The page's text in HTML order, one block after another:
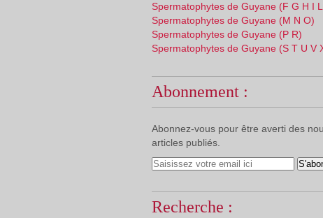
Spermatophytes de Guyane (F G H I
Spermatophytes de Guyane (M N O)
Spermatophytes de Guyane (P R)
Spermatophytes de Guyane (S T U V
Abonnement :
Abonnez-vous pour être averti des
articles publiés.
Recherche :